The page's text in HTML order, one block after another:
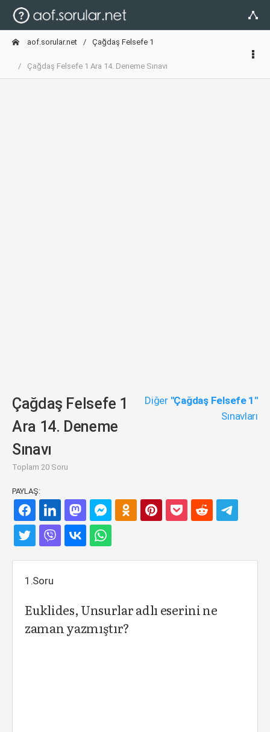
aof.sorular.net Çağdaş Felsefe 1
Çağdaş Felsefe 1 Ara 14. Deneme Sınavı
Çağdaş Felsefe 1
Ara 14. Deneme
Sınavı
Toplam 20 Soru
Diğer "Çağdaş Felsefe 1"
Sınavları
PAYLAŞ:
1.Soru
Euklides, Unsurlar adlı eserini ne
zaman yazmıştır?